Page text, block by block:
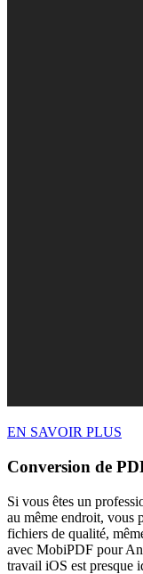
EN SAVOIR PLUS
Conversion de
Si vous êtes un
au même endroit, vous
fichiers de qualité,
avec MobiPDF pour
travail iOS est presque